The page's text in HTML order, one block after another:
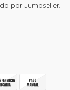
por Jumpseller.